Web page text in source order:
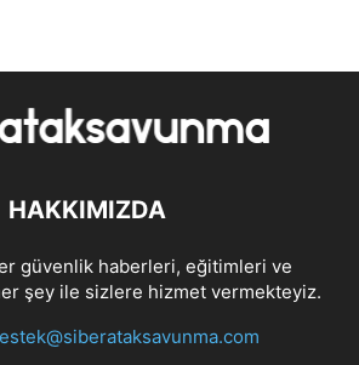
HAKKIMIZDA
güvenlik haberleri, eğitimleri ve
şey ile sizlere hizmet vermekteyiz.